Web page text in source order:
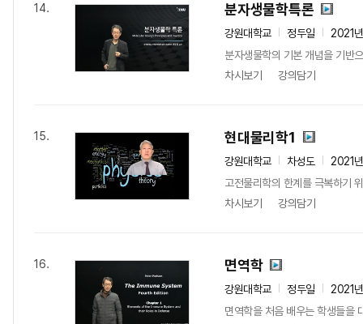
14. 분자생물학특론
강원대학교 정두일
2021
분자생물학의 기본 개념을 기반
차시보기
강의담기
15. 현대물리학1
강원대학교 차성도
2021
고전물리학의 한계를 극복하기
차시보기
강의담기
16. 면역학
강원대학교 정두일
2021
면역학을 처음 배우는 학생들을